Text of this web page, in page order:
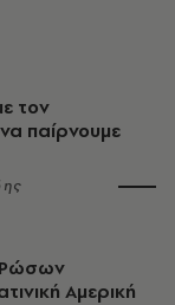
τον
παίρνουμε
Ρώσων
Αμερική